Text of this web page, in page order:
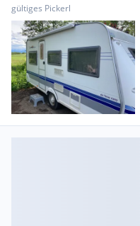
gültiges Pickerl